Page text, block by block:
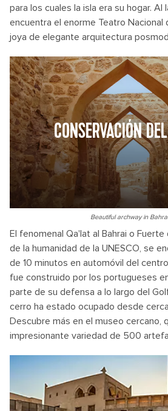
para los cuales la isla era su hogar. Al
encuentra el enorme Teatro Nacional
joya de elegante arquitectura
CONSERVACIÓN
Beautiful archway in
El fenomenal Qa'lat al Bahrai o
de la humanidad de la UNESCO, se
de 10 minutos en automóvil del
fue construido por los portugueses
parte de su defensa a lo largo del
cerro ha estado ocupado desde
Descubre más en el museo cercano,
impresionante variedad de 500